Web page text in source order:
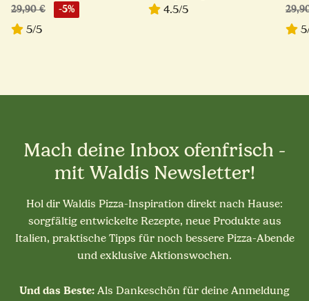
29,90 € -5%
5/5
4.5/5
Mach deine Inbox ofenfrisch -
mit Waldis Newsletter!
Hol dir Waldis Pizza-Inspiration direkt nach Hause:
sorgfältig entwickelte Rezepte, neue Produkte aus
Italien, praktische Tipps für noch bessere Pizza-Abende
und exklusive Aktionswochen.
Und das Beste: Als Dankeschön für deine Anmeldung